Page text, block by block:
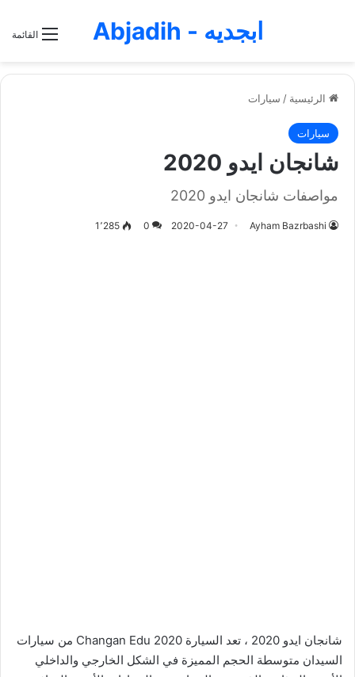
القائمة ابجديه - Abjadih
الرئيسية / سيارات
سيارات
شانجان ايدو 2020
مواصفات شانجان ايدو 2020
Ayham Bazrbashi
2020-04-27
0 1٬285
شانجان ايدو 2020 ، تعد السيارة Changan Edu 2020 من سيارات
السيدان متوسطة الحجم المميزة في الشكل الخارجي والداخلي